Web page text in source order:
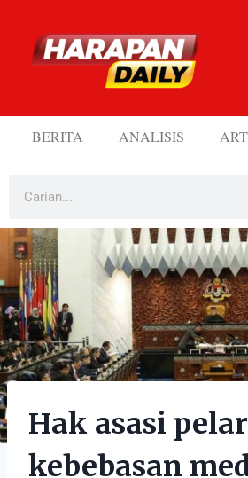
BERITA ANALISIS
Hak asasi
kebebasan